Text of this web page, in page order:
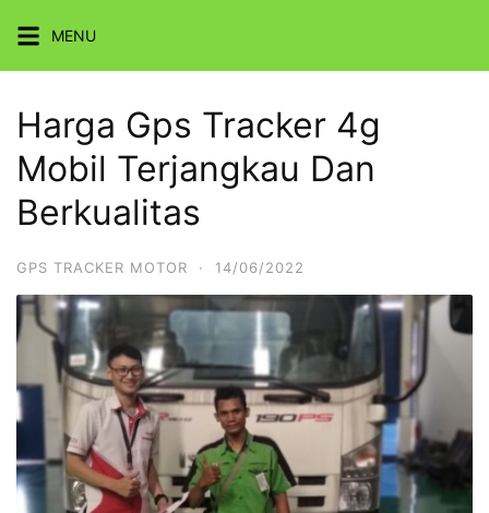
content
MENU
Harga Gps Tracker 4g
Mobil Terjangkau Dan
Berkualitas
GPS TRACKER MOTOR · 14/06/2022